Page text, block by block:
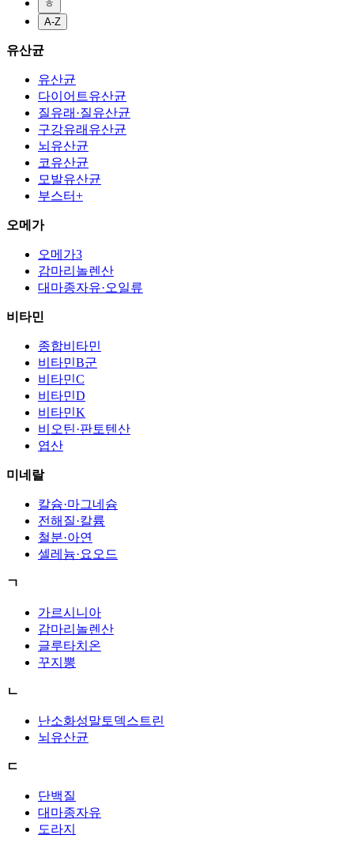
ㅎ
A-Z
유산균
유산균
다이어트유산균
질유래·질유산균
구강유래유산균
뇌유산균
코유산균
모발유산균
부스터+
오메가
오메가3
감마리놀렌산
대마종자유·오일류
비타민
종합비타민
비타민B군
비타민C
비타민D
비타민K
비오틴·판토텐산
엽산
미네랄
칼슘·마그네슘
전해질·칼륨
철분·아연
셀레늄·요오드
ㄱ
가르시니아
감마리놀렌산
글루타치온
꾸지뽕
ㄴ
난소화성말토덱스트린
뇌유산균
ㄷ
단백질
대마종자유
도라지